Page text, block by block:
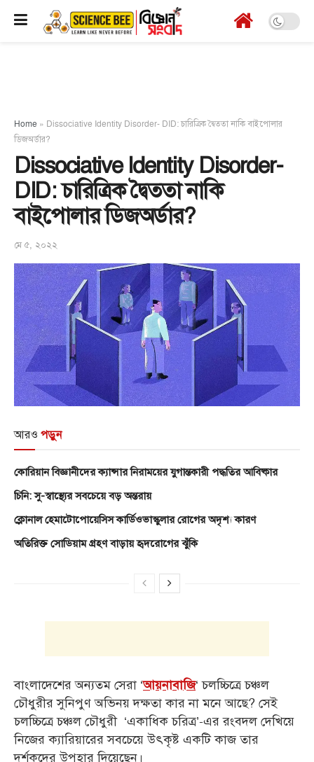
Home » Dissociative Identity Disorder- DID: চারিত্রিক দ্বৈততা নাকি বাইপোলার
ডিজঅর্ডার?
Dissociative Identity Disorder-
DID: চারিত্রিক দ্বৈততা নাকি
বাইপোলার ডিজঅর্ডার?
মে ৫, ২০২২
আরও পড়ুন
কোরিয়ান বিজ্ঞানীদের ক্যান্সার নিরাময়ের যুগান্তকারী পদ্ধতির আবিষ্কার
চিনি: সু-স্বাস্থ্যের সবচেয়ে বড় অন্তরায়
ক্লোনাল হেমাটোপোয়েসিস কার্ডিওভাস্কুলার রোগের অদৃশ্য কারণ
অতিরিক্ত সোডিয়াম গ্রহণ বাড়ায় হৃদরোগের ঝুঁকি
বাংলাদেশের অন্যতম সেরা ‘আয়নাবাজি‘ চলচ্চিত্রে চঞ্চল
চৌধুরীর সুনিপুণ অভিনয় দক্ষতা কার না মনে আছে? সেই
চলচ্চিত্রে চঞ্চল চৌধুরী ‘একাধিক চরিত্র’-এর রংবদল দেখিয়ে
নিজের ক্যারিয়ারের সবচেয়ে উৎকৃষ্ট একটি কাজ তার
দর্শকদের উপহার দিয়েছেন।